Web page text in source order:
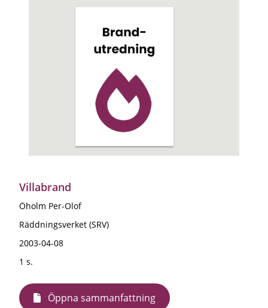
Villabrand
Öholm Per-Olof
Räddningsverket (SRV)
2003-04-08
1 s.
Öppna sammanfattning